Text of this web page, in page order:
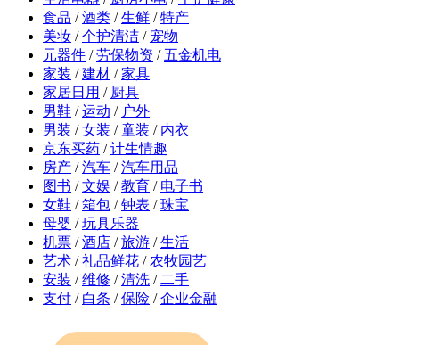
食品 / 酒类 / 生鲜 / 特产
美妆 / 个护清洁 / 宠物
元器件 / 劳保物资 / 五金机电
家装 / 建材 / 家具
家居日用 / 厨具
男鞋 / 运动 / 户外
男装 / 女装 / 童装 / 内衣
京东买药 / 计生情趣
房产 / 汽车 / 汽车用品
图书 / 文娱 / 教育 / 电子书
女鞋 / 箱包 / 钟表 / 珠宝
母婴 / 玩具乐器
机票 / 酒店 / 旅游 / 生活
艺术 / 礼品鲜花 / 农牧园艺
安装 / 维修 / 清洗 / 二手
支付 / 白条 / 保险 / 企业金融